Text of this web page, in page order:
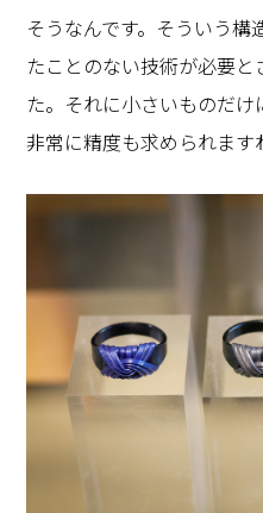
そうなんです。そういう
たことのない技術が必要
た。それに小さいものだけ
非常に精度も求められます